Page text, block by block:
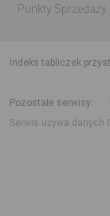
Punkty Sprzedaży
indeks tabliczek
Pozostałe serwisy
Serwis używa danych